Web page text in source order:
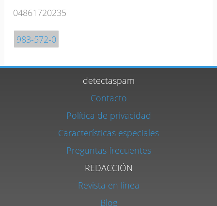
04861720235
983-572-0
detectaspam
Contacto
Política de privacidad
Características especiales
Preguntas frecuentes
REDACCIÓN
Revista en línea
Blog